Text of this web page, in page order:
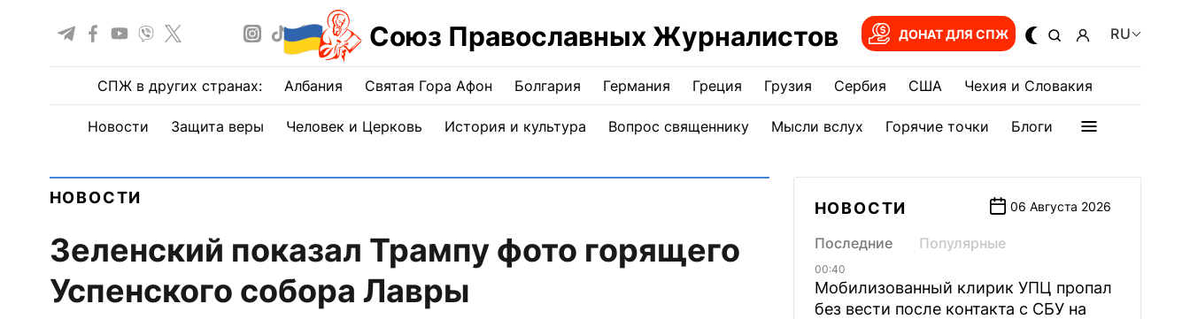
Союз Православных Журналистов ДОНАТ ДЛЯ СПЖ RU
СПЖ в других странах: Албания Святая Гора Афон Болгария Германия Греция Грузия Сербия США Чехия и Словакия
Новости Защита веры Человек и Церковь История и культура Вопрос священнику Мысли вслух Горячие точки Блоги
НОВОСТИ
Зеленский показал Трампу фото горящего
Успенского собора Лавры
НОВОСТИ 06 Августа 2026
Последние Популярные
00:40
Мобилизованный клирик УПЦ пропал
без вести после контакта с СБУ на